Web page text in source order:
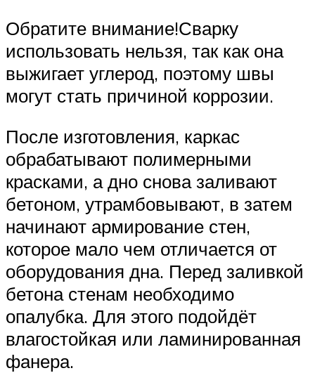
Обратите внимание!Сварку
использовать нельзя, так как она
выжигает углерод, поэтому швы
могут стать причиной коррозии.
После изготовления, каркас
обрабатывают полимерными
красками, а дно снова заливают
бетоном, утрамбовывают, в затем
начинают армирование стен,
которое мало чем отличается от
оборудования дна. Перед заливкой
бетона стенам необходимо
опалубка. Для этого подойдёт
влагостойкая или ламинированная
фанера.